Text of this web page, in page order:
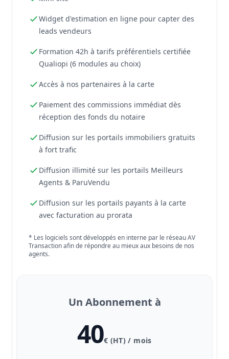
Widget d'estimation en ligne pour capter des
leads vendeurs
Formation 42h à tarifs préférentiels certifiée
Qualiopi (6 modules au choix)
Accès à nos partenaires à la carte
Paiement des commissions immédiat dès
réception des fonds du notaire
Diffusion sur les portails immobiliers gratuits
à fort trafic
Diffusion illimité sur les portails Meilleurs
Agents & ParuVendu
Diffusion sur les portails payants à la carte
avec facturation au prorata
* Les logiciels sont développés en interne par le réseau AV
Transaction afin de répondre au mieux aux besoins de nos
agents.
Un Abonnement à
40€ (HT) / mois